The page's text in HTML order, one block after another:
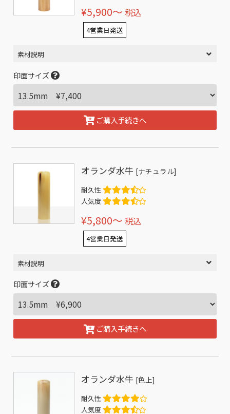
¥5,900〜 税込
4営業日発送
素材説明
印面サイズ
ご購入手続きへ
オランダ水牛 [ナチュラル]
耐久性
人気度
¥5,800〜 税込
4営業日発送
素材説明
印面サイズ
ご購入手続きへ
オランダ水牛 [色上]
耐久性
人気度